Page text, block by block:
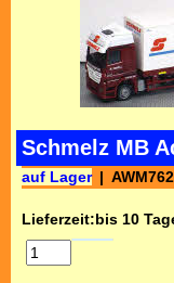
Schmelz MB
auf Lager
Lieferzeit:bis 10